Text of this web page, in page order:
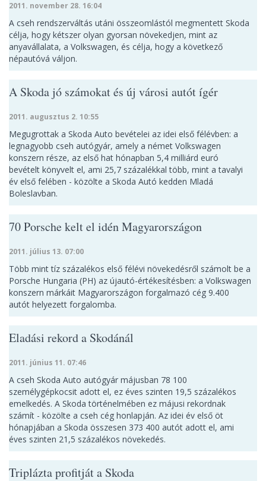
2011. november 28. 16:04
A cseh rendszerváltás utáni összeomlástól megmentett Skoda
célja, hogy kétszer olyan gyorsan növekedjen, mint az
anyavállalata, a Volkswagen, és célja, hogy a következő
népautóvá váljon.
A Skoda jó számokat és új városi autót ígér
2011. augusztus 2. 10:55
Megugrottak a Skoda Auto bevételei az idei első félévben: a
legnagyobb cseh autógyár, amely a német Volkswagen
konszern része, az első hat hónapban 5,4 milliárd euró
bevételt könyvelt el, ami 25,7 százalékkal több, mint a tavalyi
év első felében - közölte a Skoda Autó kedden Mladá
Boleslavban.
70 Porsche kelt el idén Magyarországon
2011. július 13. 07:00
Több mint tíz százalékos első félévi növekedésről számolt be a
Porsche Hungaria (PH) az újautó-értékesítésben: a Volkswagen
konszern márkáit Magyarországon forgalmazó cég 9.400
autót helyezett forgalomba.
Eladási rekord a Skodánál
2011. június 11. 07:46
A cseh Skoda Auto autógyár májusban 78 100
személygépkocsit adott el, ez éves szinten 19,5 százalékos
emelkedés. A Skoda történelmében ez májusi rekordnak
számít - közölte a cseh cég honlapján. Az idei év első öt
hónapjában a Skoda összesen 373 400 autót adott el, ami
éves szinten 21,5 százalékos növekedés.
Triplázta profitját a Skoda